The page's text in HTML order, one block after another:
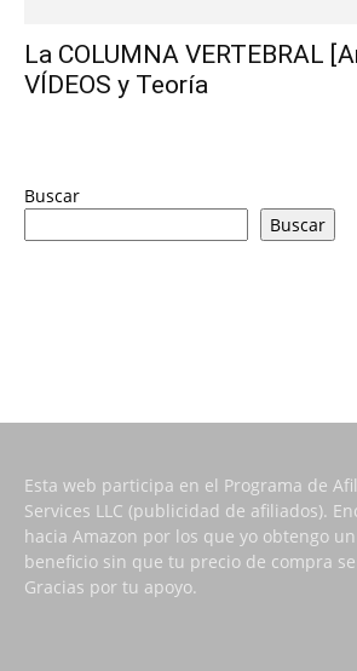
La COLUMNA VERTEBRAL
VÍDEOS y Teoría
Buscar
Buscar
Esta web participa en el Programa de
Services LLC (publicidad de afiliados).
hacia Amazon por los que yo obtengo
beneficio sin que tu precio de compra
Gracias por tu apoyo.